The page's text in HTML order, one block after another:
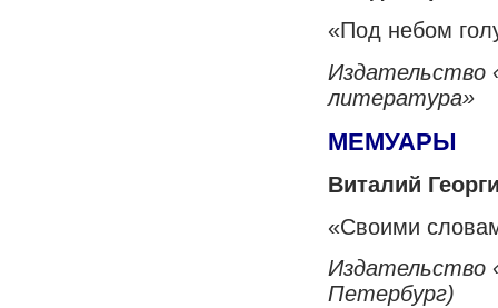
«Под небом
Издательство
литература»
МЕМУАРЫ
Виталий
«Своими
Издательство
Петербург)